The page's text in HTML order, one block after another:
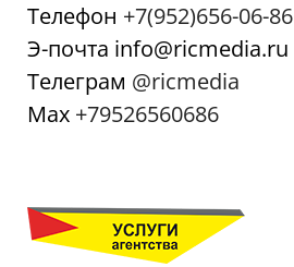
Телефон +7(952)656-06-86
Э-почта info@ricmedia.ru
Телеграм @ricmedia
Мах +79526560686